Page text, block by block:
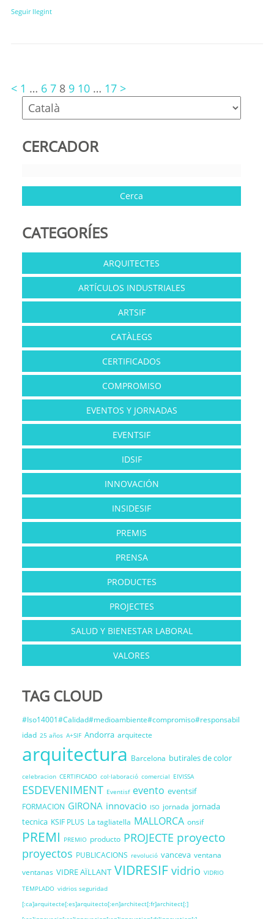
Seguir llegint
< 1 … 6 7 8 9 10 … 17 >
CERCADOR
CATEGORÍES
ARQUITECTES
ARTÍCULOS INDUSTRIALES
ARTSIF
CATÀLEGS
CERTIFICADOS
COMPROMISO
EVENTOS Y JORNADAS
EVENTSIF
IDSIF
INNOVACIÓN
INSIDESIF
PREMIS
PRENSA
PRODUCTES
PROJECTES
SALUD Y BIENESTAR LABORAL
VALORES
TAG CLOUD
#Iso14001#Calidad#medioambiente#compromiso#responsabil
idad 25 años A+SIF Andorra arquitecte
arquitectura Barcelona butirales de color
celebracion CERTIFICADO col·laboració comercial EIVISSA
ESDEVENIMENT Eventisf evento eventsif
FORMACION GIRONA innovacio ISO jornada jornada
tecnica KSIF PLUS La tagliatella MALLORCA onsif
PREMI PREMIO producto PROJECTE proyecto
proyectos PUBLICACIONS revolució vanceva ventana
ventanas VIDRE AÏLLANT VIDRESIF vidrio VIDRIO
TEMPLADO vidrios seguridad
[:ca]arquitecte[:es]arquitecto[:en]architect[:fr]architect[:]